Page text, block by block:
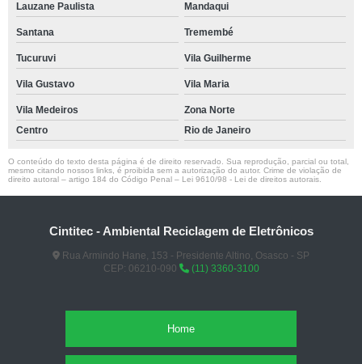
Lauzane Paulista Mandaqui
Santana Tremembé
Tucuruvi Vila Guilherme
Vila Gustavo Vila Maria
Vila Medeiros
Zona Norte
Centro
Rio de Janeiro
O conteúdo do texto desta página é de direito reservado. Sua reprodução, parcial ou total,
mesmo citando nossos links, é proibida sem a autorização do autor. Crime de violação de
direito autoral – artigo 184 do Código Penal – Lei 9610/98 - Lei de direitos autorais
Cintitec - Ambiental Reciclagem de Eletrônicos
Rua Armindo Hane, 153 - Presidente Altino, Osasco - SP
CEP: 06210-090
(11) 3360-3100
Home